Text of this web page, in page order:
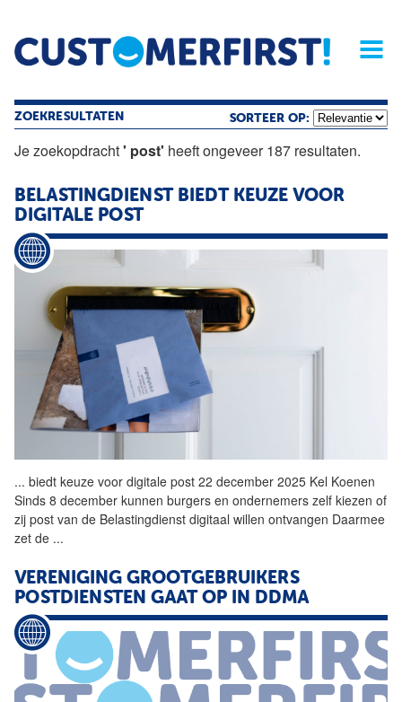
Home Opinie Archief
Magazine
ZOEKRESULTATEN SORTEER OP:
Je zoekopdracht' post' heeft ongeveer 187 resultaten.
BELASTINGDIENST BIEDT KEUZE VOOR
DIGITALE POST
... biedt keuze voor digitale post 22 december 2025 Kel Koenen
Sinds 8 december kunnen burgers en ondernemers zelf kiezen of
zij post van de Belastingdienst digitaal willen ontvangen Daarmee
zet de ...
VERENIGING GROOTGEBRUIKERS
POSTDIENSTEN GAAT OP IN DDMA